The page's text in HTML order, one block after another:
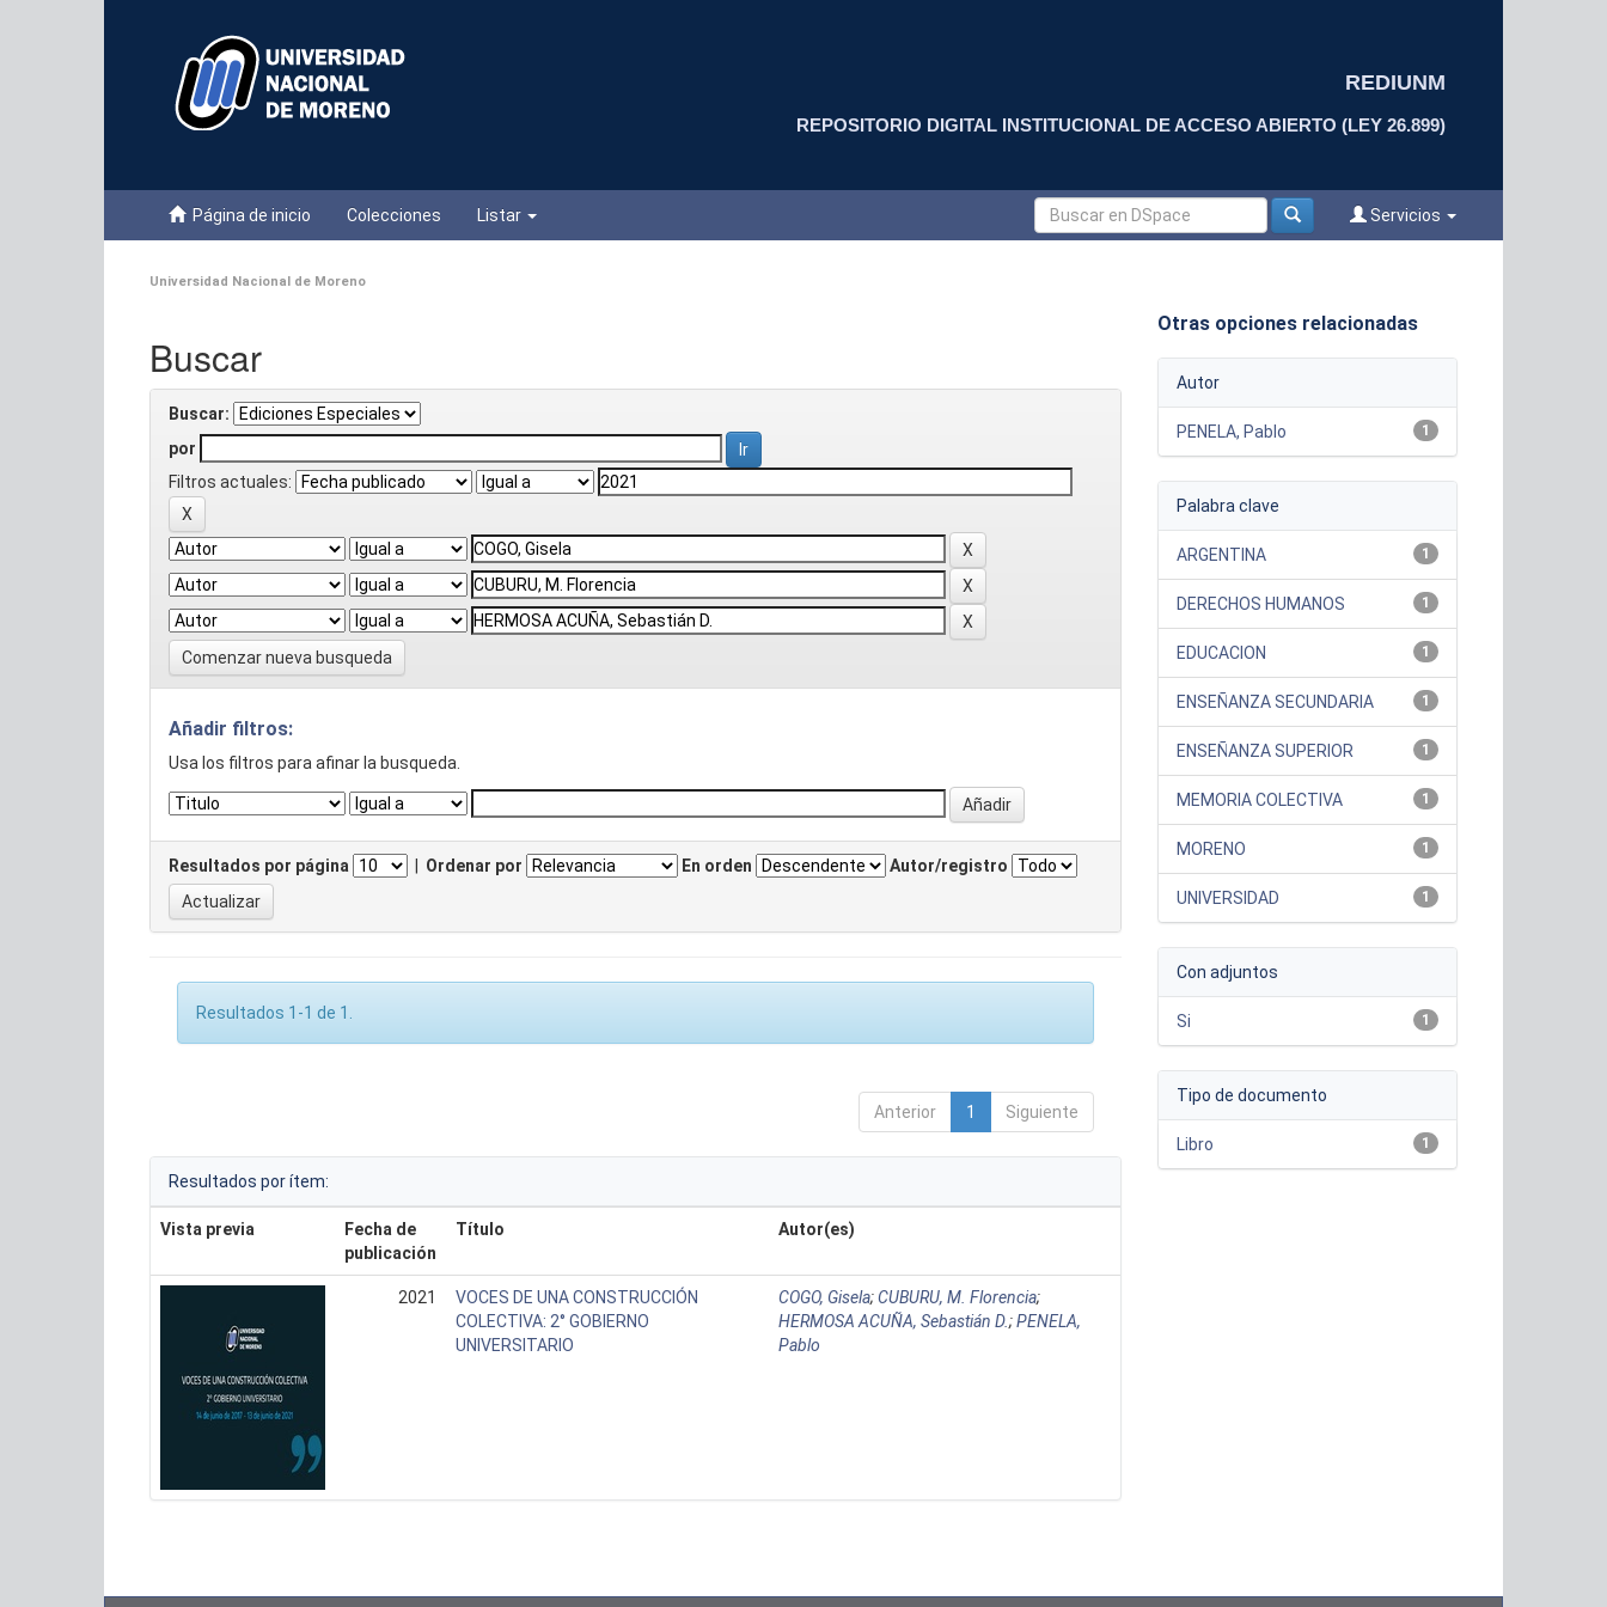
REDIUNM
REPOSITORIO DIGITAL INSTITUCIONAL DE ACCESO ABIERTO (LEY 26.899)
Página de inicio Colecciones Listar Servicios
Universidad Nacional de Moreno
Buscar
Buscar:
por
Filtros actuales:
Comenzar nueva busqueda
Añadir filtros:
Usa los filtros para afinar la busqueda.
Resultados por página Ordenar por En orden Autor/registro
Resultados 1-1 de 1.
Anterior 1 Siguiente
Resultados por ítem:
Vista previa
Fecha de
publicación
Título Autor(es)
2021
VOCES DE UNA CONSTRUCCIÓN
COLECTIVA: 2° GOBIERNO
UNIVERSITARIO
COGO, Gisela;CUBURU, M. Florencia;
HERMOSA ACUÑA, Sebastián D.;PENELA,
Pablo
Otras opciones relacionadas
Autor
1
PENELA, Pablo
Palabra clave
1
ARGENTINA
1
DERECHOS HUMANOS
1
EDUCACION
1
ENSEÑANZA SECUNDARIA
1
ENSEÑANZA SUPERIOR
1
MEMORIA COLECTIVA
1
MORENO
1
UNIVERSIDAD
Con adjuntos
1
Si
Tipo de documento
1
Libro